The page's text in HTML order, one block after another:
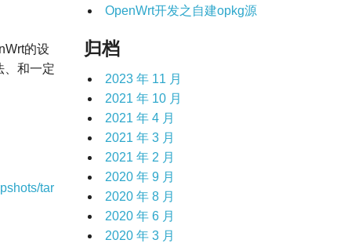
的设
、和一定
tar
OpenWrt开发之自建opkg源
归档
2023 年 11 月
2021 年 10 月
2021 年 4 月
2021 年 3 月
2021 年 2 月
2020 年 9 月
2020 年 8 月
2020 年 6 月
2020 年 3 月